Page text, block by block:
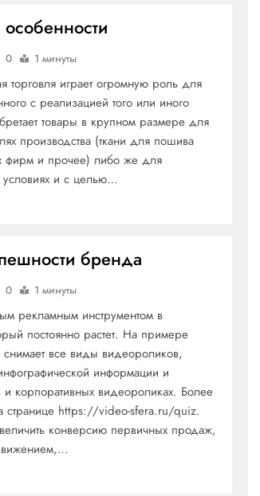
0 1 минуты
торговля играет огромную роль для
с реализацией того или иного
товары в крупном размере для
производства (ткани для пошива
фирм и прочее) либо же для
и с целью…
бренда
0 1 минуты
рекламным инструментом в
постоянно растет. На примере
все виды видеороликов,
информации и
корпоративных видеороликах. Более
https://video-sfera.ru/quiz.
конверсию первичных продаж,